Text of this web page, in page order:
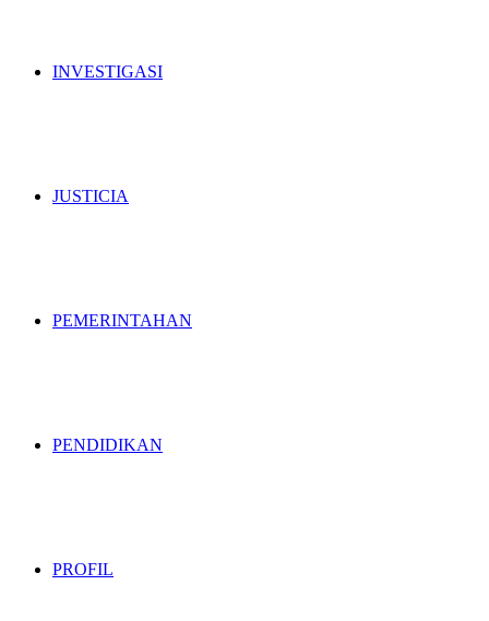
INVESTIGASI
JUSTICIA
PEMERINTAHAN
PENDIDIKAN
PROFIL